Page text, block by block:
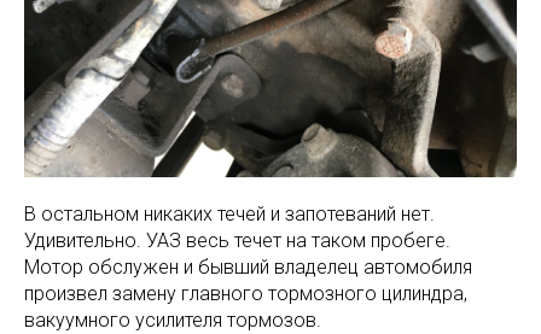
В остальном никаких течей и запотеваний нет.
Удивительно. УАЗ весь течет на таком пробеге.
Мотор обслужен и бывший владелец автомобиля
произвел замену главного тормозного цилиндра,
вакуумного усилителя тормозов.